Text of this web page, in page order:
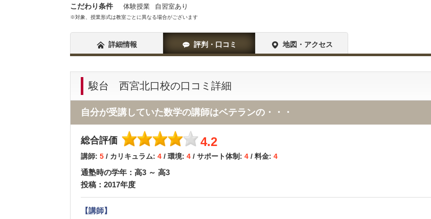
こだわり条件 体験授業 自習室あり
※対象、授業形式は教室ごとに異なる場合がございます
詳細情報 評判・口コミ 地図・アクセス
駿台 西宮北口校の口コミ詳細
自分が受講していた数学の講師はベテランの・・・
総合評価 4.2
講師: 5 / カリキュラム: 4 / 環境: 4 / サポート体制: 4 / 料金: 4
通塾時の学年：高3 ～ 高3
投稿：2017年度
【講師】